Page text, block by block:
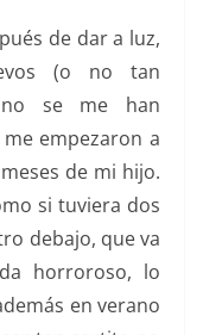
de dar a luz,
(o no tan
no se me han
empezaron a
de mi hijo.
si tuviera dos
debajo, que va
horroroso, lo
en verano